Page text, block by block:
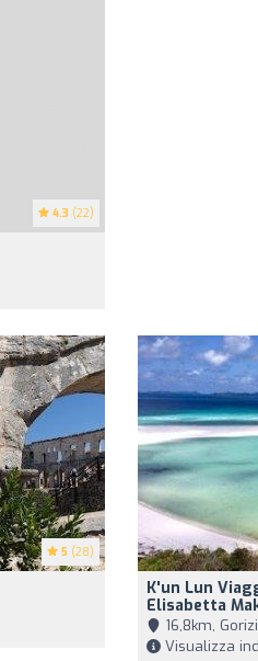
4.3 (22)
5 (28)
K'un Lun
Elisabetta
16,8km,
Visualizza